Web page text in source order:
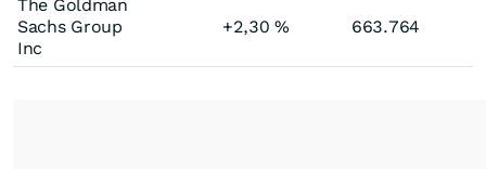
The Goldman
Sachs Group
Inc
+2,30% 663.764